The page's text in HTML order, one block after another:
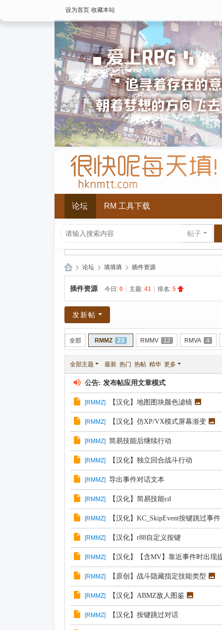
设为首页 收藏本站
论坛 RM 工具下载
帖子
P
G|
哈
库
塔
» 论坛 › 填填填 › 插件资源
插件资源 今日: 0 主题: 41 排名: 5
发新帖
全部 RMMZ 23 RMMV 12 RMVA 4
全部主题 最新 热门 热帖 精华 更多
公告: 发布帖应用文章模式
[RMMZ] 【汉化】地图图块颜色滤镜
[RMMZ] 【汉化】仿XP/VX模式屏幕渐变
[RMMZ] 简易技能后继续行动
[RMMZ] 【汉化】独立回合战斗行动
[RMMZ] 导出事件对话文本
[RMMZ] 【汉化】简易技能cd
[RMMZ] 【汉化】KC_SkipEvent按键跳过事件
[RMMZ] 【汉化】r88自定义按键
[RMMZ] 【汉化】【含MV】靠近事件时出现
[RMMZ] 【原创】战斗隐藏指定技能类型
[RMMZ] 【汉化】ABMZ敌人图鉴
[RMMZ] 【汉化】按键跳过对话